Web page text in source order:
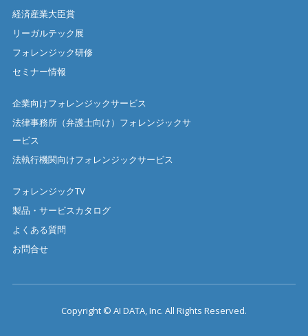
経済産業大臣賞
リーガルテック展
フォレンジック研修
セミナー情報
企業向けフォレンジックサービス
法律事務所（弁護士向け）フォレンジックサ
ービス
法執行機関向けフォレンジックサービス
フォレンジックTV
製品・サービスカタログ
よくある質問
お問合せ
Copyright © AI DATA, Inc. All Rights Reserved.